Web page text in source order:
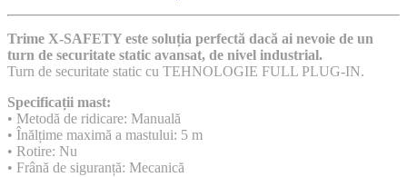
Trime X-SAFETY este soluția perfectă dacă ai nevoie de un
turn de securitate static avansat, de nivel industrial.
Turn de securitate static cu TEHNOLOGIE FULL PLUG-IN.
Specificații mast:
• Metodă de ridicare: Manuală
• Înălțime maximă a mastului: 5 m
• Rotire: Nu
• Frână de siguranță: Mecanică